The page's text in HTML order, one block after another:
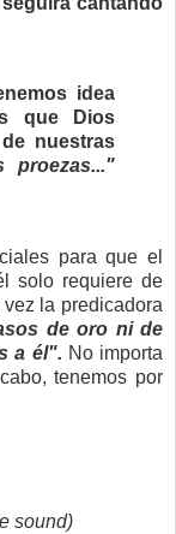
idea
que Dios
nuestras
proezas..."
para que el
solo requiere de
la predicadora
de oro ni de
a él". No importa
tenemos por
sound)